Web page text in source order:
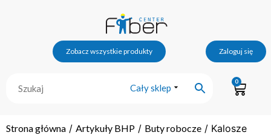
Zobacz wszystkie produkty Zaloguj się
Cały sklep
0
Strona główna / Artykuły BHP / Buty robocze / Kalosze